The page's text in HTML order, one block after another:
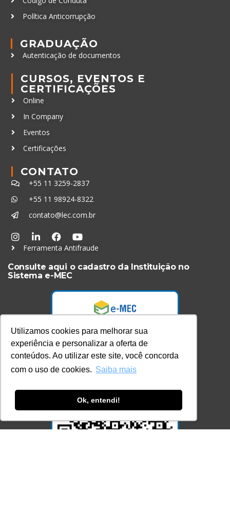
Utilizamos cookies para melhorar sua
experiência e personalizar a oferta de
conteúdos. Ao utilizar este site, você concorda
com o uso de cookies. Saiba mais
Ok, entendi!
Política Anticorrupção
GRADUAÇÃO
Autenticação de documentos
CURSOS, EVENTOS E
CERTIFICAÇÕES
Online
In Company
Eventos
Certificações
CONTATO
+55 11 3259-2837
+55 11 98924-8322
contato@lec.com.br
Ferramenta Antifraude
Consulte aqui o cadastro da Instituição no
Sistema e-MEC